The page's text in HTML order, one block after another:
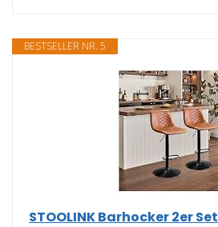
BESTSELLER NR. 5
STOOLINK Barhocker 2er Set